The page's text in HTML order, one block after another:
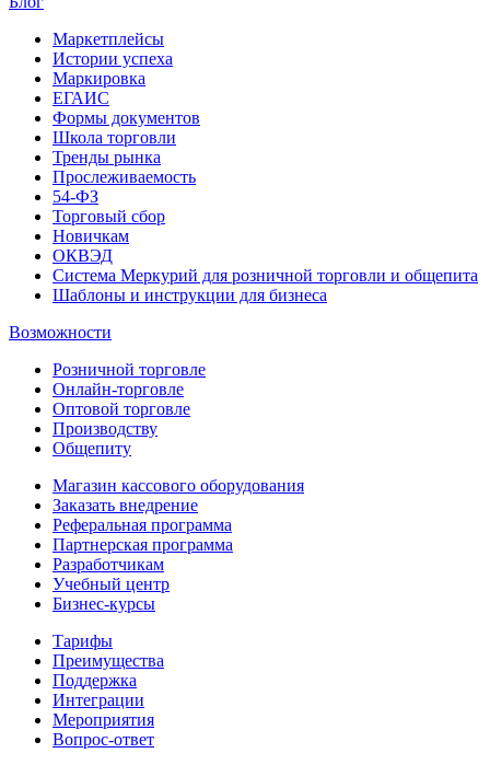
Маркетплейсы
Истории успеха
Маркировка
ЕГАИС
Формы документов
Школа торговли
Тренды рынка
Прослеживаемость
54-ФЗ
Торговый сбор
Новичкам
ОКВЭД
Система Меркурий для розничной торговли и общепита
Шаблоны и инструкции для бизнеса
Возможности
Розничной торговле
Онлайн-торговле
Оптовой торговле
Производству
Общепиту
Магазин кассового оборудования
Заказать внедрение
Реферальная программа
Партнерская программа
Разработчикам
Учебный центр
Бизнес‑курсы
Тарифы
Преимущества
Поддержка
Интеграции
Мероприятия
Вопрос-ответ